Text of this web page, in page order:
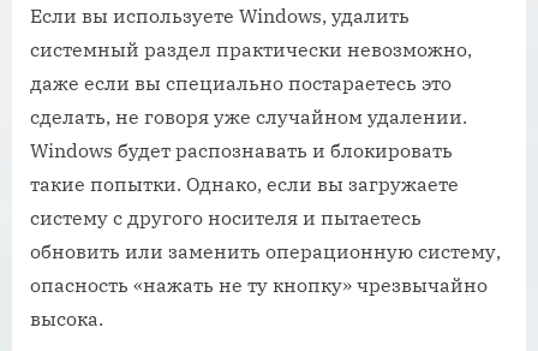
Если вы используете Windows, удалить
системный раздел практически невозможно,
даже если вы специально постараетесь это
сделать, не говоря уже случайном удалении.
Windows будет распознавать и блокировать
такие попытки. Однако, если вы загружаете
систему с другого носителя и пытаетесь
обновить или заменить операционную систему,
опасность «нажать не ту кнопку» чрезвычайно
высока.